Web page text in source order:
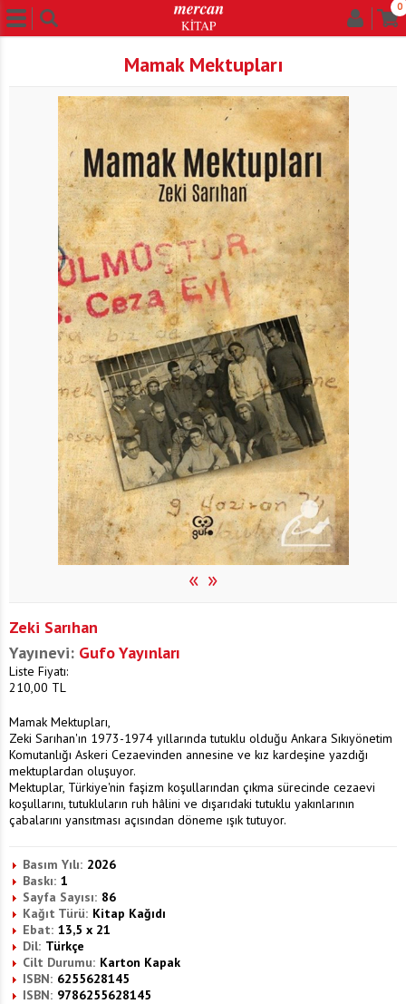
0
Mamak Mektupları
« »
Zeki Sarıhan
Yayınevi: Gufo Yayınları
Liste Fiyatı:
210,00 TL
Mamak Mektupları,
Zeki Sarıhan'ın 1973-1974 yıllarında tutuklu olduğu Ankara Sıkıyönetim
Komutanlığı Askeri Cezaevinden annesine ve kız kardeşine yazdığı
mektuplardan oluşuyor.
Mektuplar, Türkiye'nin faşizm koşullarından çıkma sürecinde cezaevi
koşullarını, tutukluların ruh hâlini ve dışarıdaki tutuklu yakınlarının
çabalarını yansıtması açısından döneme ışık tutuyor.
Basım Yılı: 2026
Baskı: 1
Sayfa Sayısı: 86
Kağıt Türü: Kitap Kağıdı
Ebat: 13,5 x 21
Dil: Türkçe
Cilt Durumu: Karton Kapak
ISBN: 6255628145
ISBN: 9786255628145